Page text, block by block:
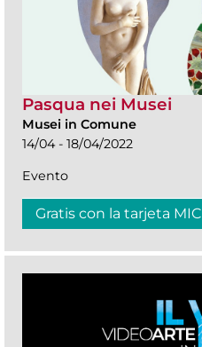
Pasqua nei Musei
Musei in Comune
14/04 - 18/04/2022
Evento
Gratis con la tarjeta MIC